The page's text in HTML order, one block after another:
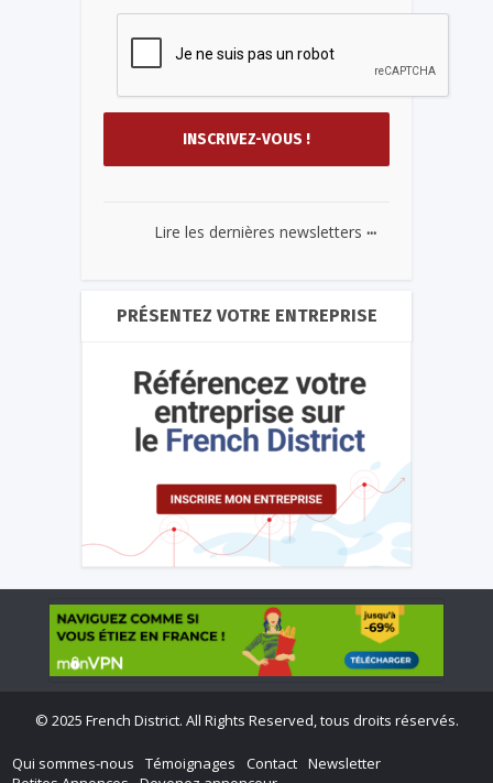
Lire les dernières newsletters ...
PRÉSENTEZ VOTRE ENTREPRISE
© 2025 French District. All Rights Reserved, tous droits réservés.
Qui sommes-nous Témoignages Contact Newsletter